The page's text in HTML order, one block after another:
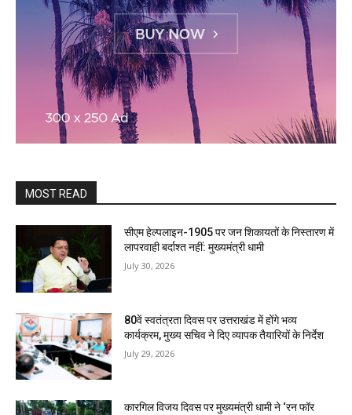
MOST READ
सीएम हेल्पलाइन-1905 पर जन शिकायतों के निस्तारण में
लापरवाही बर्दाश्त नहीं: मुख्यमंत्री धामी
July 30, 2026
80वें स्वतंत्रता दिवस पर उत्तराखंड में होंगे भव्य
कार्यक्रम, मुख्य सचिव ने दिए व्यापक तैयारियों के निर्देश
July 29, 2026
कारगिल विजय दिवस पर मुख्यमंत्री धामी ने ‘रन फॉर